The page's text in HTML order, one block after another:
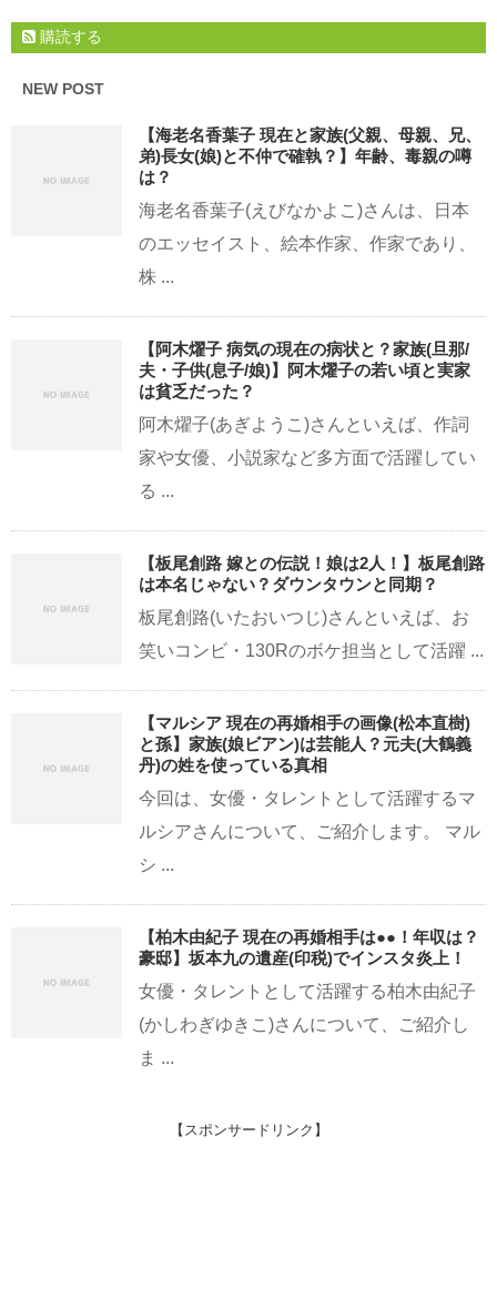
購読する
NEW POST
【海老名香葉子 現在と家族(父親、母親、兄、
弟)長女(娘)と不仲で確執？】年齢、毒親の噂
は？
海老名香葉子(えびなかよこ)さんは、日本
のエッセイスト、絵本作家、作家であり、
株 ...
【阿木燿子 病気の現在の病状と？家族(旦那/
夫・子供(息子/娘)】阿木燿子の若い頃と実家
は貧乏だった？
阿木燿子(あぎようこ)さんといえば、作詞
家や女優、小説家など多方面で活躍してい
る ...
【板尾創路 嫁との伝説！娘は2人！】板尾創路
は本名じゃない？ダウンタウンと同期？
板尾創路(いたおいつじ)さんといえば、お
笑いコンビ・130Rのボケ担当として活躍 ...
【マルシア 現在の再婚相手の画像(松本直樹)
と孫】家族(娘ビアン)は芸能人？元夫(大鶴義
丹)の姓を使っている真相
今回は、女優・タレントとして活躍するマ
ルシアさんについて、ご紹介します。 マル
シ ...
【柏木由紀子 現在の再婚相手は●●！年収は？
豪邸】坂本九の遺産(印税)でインスタ炎上！
女優・タレントとして活躍する柏木由紀子
(かしわぎゆきこ)さんについて、ご紹介し
ま ...
【スポンサードリンク】